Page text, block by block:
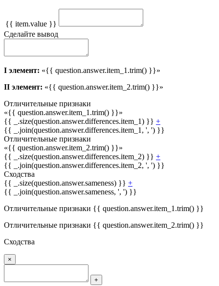
{{ item.value }}
Сделайте вывод
I элемент: «{{ question.answer.item_1.trim() }}»
II элемент: «{{ question.answer.item_2.trim() }}»
Отличительные признаки
«{{ question.answer.item_1.trim() }}»
{{ _.size(question.answer.differences.item_1) }} +
{{ _.join(question.answer.differences.item_1, ', ') }}
Отличительные признаки
«{{ question.answer.item_2.trim() }}»
{{ _.size(question.answer.differences.item_2) }} +
{{ _.join(question.answer.differences.item_2, ', ') }}
Сходства
{{ _.size(question.answer.sameness) }} +
{{ _.join(question.answer.sameness, ', ') }}
Отличительные признаки {{ question.answer.item_1.trim() }}
Отличительные признаки {{ question.answer.item_2.trim() }}
Сходства
×
+